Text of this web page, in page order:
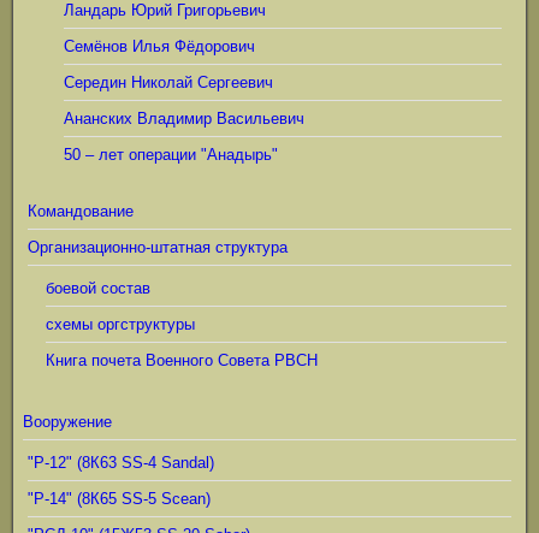
Ландарь Юрий Григорьевич
Семёнов Илья Фёдорович
Середин Николай Сергеевич
Ананских Владимир Васильевич
50 – лет операции "Анадырь"
Командование
Организационно-штатная структура
боевой состав
схемы оргструктуры
Книга почета Военного Совета РВСН
Вооружение
"Р-12" (8К63 SS-4 Sandal)
"Р-14" (8К65 SS-5 Scean)